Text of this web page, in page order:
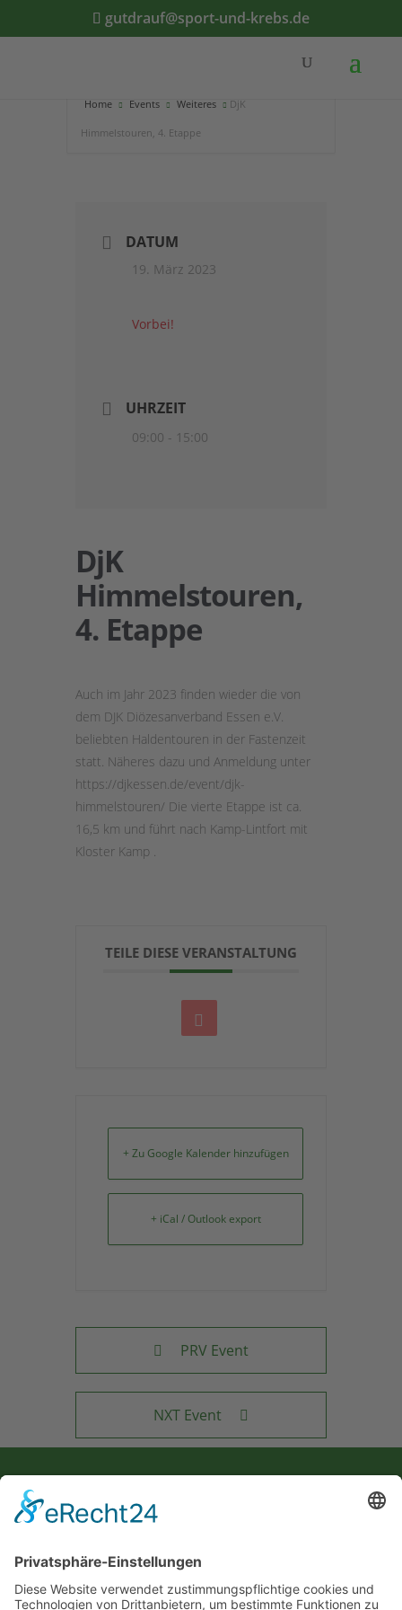
gutdrauf@sport-und-krebs.de
Home Events Weiteres DjK
Himmelstouren, 4. Etappe
DATUM
19. März 2023
Vorbei!
UHRZEIT
09:00 - 15:00
DjK
Himmelstouren,
4. Etappe
Auch im Jahr 2023 finden wieder die von
dem DJK Diözesanverband Essen e.V.
beliebten Haldentouren in der Fastenzeit
statt. Näheres dazu und Anmeldung unter
https://djkessen.de/event/djk-
himmelstouren/ Die vierte Etappe ist ca.
16,5 km und führt nach Kamp-Lintfort mit
Kloster Kamp .
TEILE DIESE VERANSTALTUNG
+ Zu Google Kalender hinzufügen
+ iCal / Outlook export
PRV Event
NXT Event